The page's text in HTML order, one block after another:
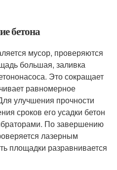
бетона
мусор, проверяются
большая, заливка
Это сокращает
равномерное
улучшения прочности
сроков его усадки бетон
По завершению
лазерным
площадки разравнивается